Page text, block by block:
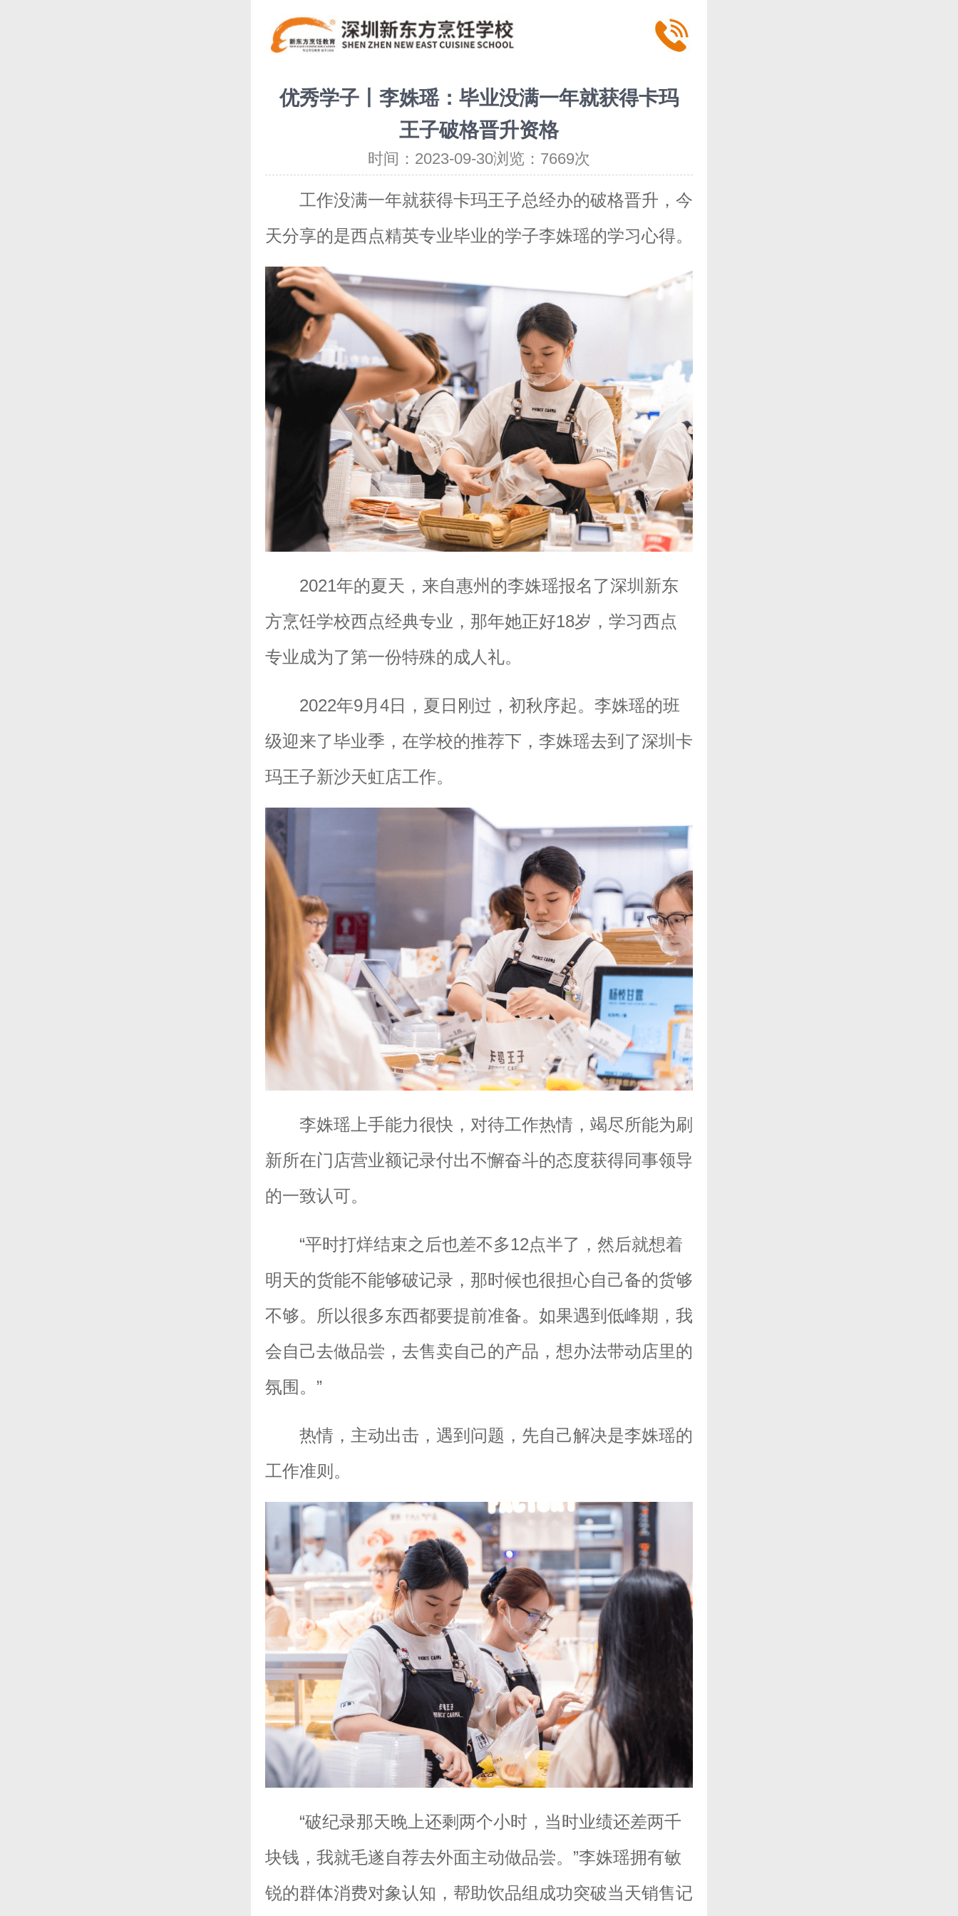
优秀学子丨李姝瑶：毕业没满一年就获得卡玛
王子破格晋升资格
时间：2023-09-30浏览：7669次
工作没满一年就获得卡玛王子总经办的破格晋升，今
天分享的是西点精英专业毕业的学子李姝瑶的学习心得。
2021年的夏天，来自惠州的李姝瑶报名了深圳新东
方烹饪学校西点经典专业，那年她正好18岁，学习西点
专业成为了第一份特殊的成人礼。
2022年9月4日，夏日刚过，初秋序起。李姝瑶的班
级迎来了毕业季，在学校的推荐下，李姝瑶去到了深圳卡
玛王子新沙天虹店工作。
李姝瑶上手能力很快，对待工作热情，竭尽所能为刷
新所在门店营业额记录付出不懈奋斗的态度获得同事领导
的一致认可。
“平时打烊结束之后也差不多12点半了，然后就想着
明天的货能不能够破记录，那时候也很担心自己备的货够
不够。所以很多东西都要提前准备。如果遇到低峰期，我
会自己去做品尝，去售卖自己的产品，想办法带动店里的
氛围。”
热情，主动出击，遇到问题，先自己解决是李姝瑶的
工作准则。
“破纪录那天晚上还剩两个小时，当时业绩还差两千
块钱，我就毛遂自荐去外面主动做品尝。”李姝瑶拥有敏
锐的群体消费对象认知，帮助饮品组成功突破当天销售记